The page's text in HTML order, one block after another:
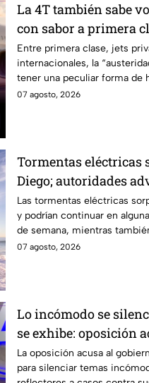
La 4T también sabe
con sabor a primera
Entre primera clase, jets
internacionales, la
tener una peculiar forma de
07 agosto, 2026
Tormentas eléctricas
Diego; autoridades
continuarán durante
Las tormentas eléctricas
y podrían continuar en
de semana, mientras
temperaturas de hasta 35°C.
07 agosto, 2026
Lo incómodo se
se exhibe: oposición
La oposición acusa al
para silenciar temas